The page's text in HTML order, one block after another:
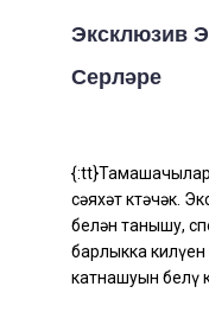
Эксклюзив
Серләре
{:tt}Тамашачыларны
сәяхәт көтәчәк.
белән танышу,
барлыкка килүен
катнашуын белү